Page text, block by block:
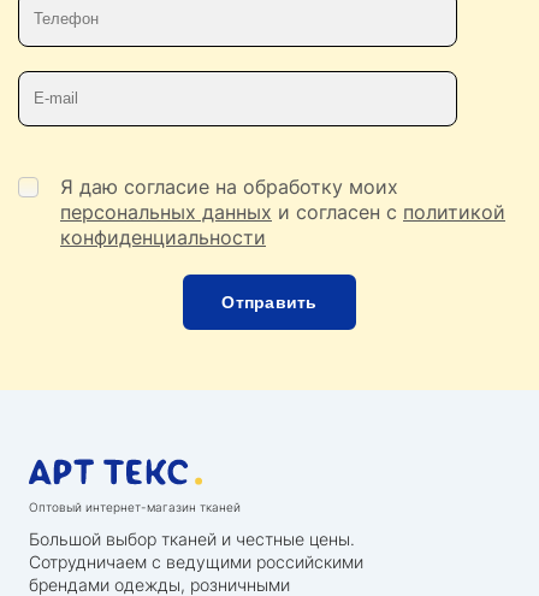
Я даю согласие на обработку моих
персональных данных и согласен с политикой
конфиденциальности
Оптовый интернет-магазин тканей
Большой выбор тканей и честные цены.
Сотрудничаем с ведущими российскими
брендами одежды, розничными